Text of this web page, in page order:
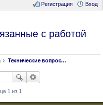
Вход
Регистрация
с работой
Технические вопросы, связанные с работой сайта.
1 из 1